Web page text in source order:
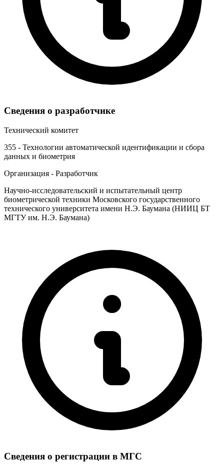
Сведения о разработчике
Технический комитет
355 - Технологии автоматической идентификации и сбора
данных и биометрия
Организация - Разработчик
Научно-исследовательский и испытательный центр
биометрической техники Московского государственного
технического университета имени Н.Э. Баумана (НИИЦ БТ
МГТУ им. Н.Э. Баумана)
Сведения о регистрации в МГС